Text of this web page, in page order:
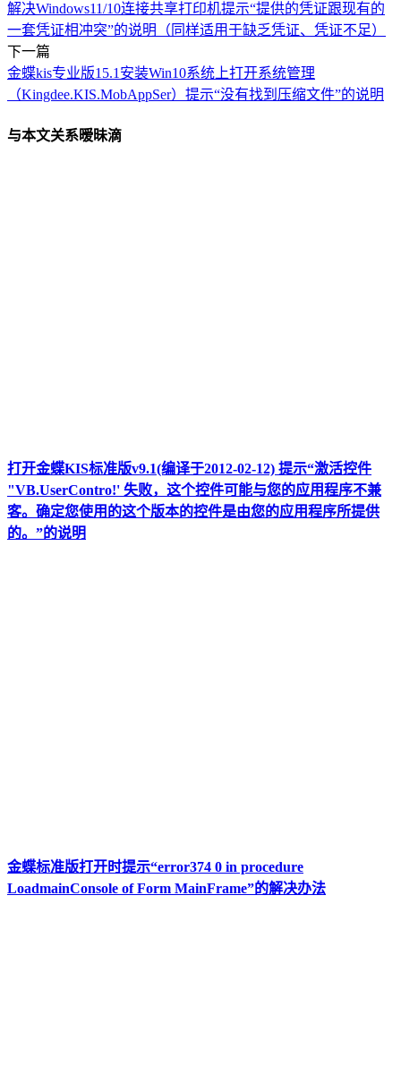
解决Windows11/10连接共享打印机提示“提供的凭证跟现有的
一套凭证相冲突”的说明（同样适用于缺乏凭证、凭证不足）
下一篇
金蝶kis专业版15.1安装Win10系统上打开系统管理
（Kingdee.KIS.MobAppSer）提示“没有找到压缩文件”的说明
与本文关系暧昧滴
打开金蝶KIS标准版v9.1(编译于2012-02-12) 提示“激活控件
"VB.UserContro!' 失败，这个控件可能与您的应用程序不兼
客。确定您使用的这个版本的控件是由您的应用程序所提供
的。”的说明
金蝶标准版打开时提示“error374 0 in procedure
LoadmainConsole of Form MainFrame”的解决办法